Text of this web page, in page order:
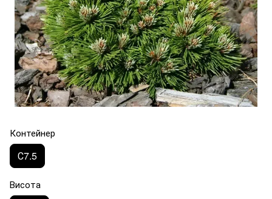
Контейнер
С7.5
Висота